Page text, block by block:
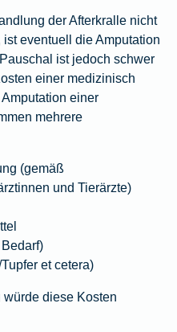
der Afterkralle nicht
eventuell die Amputation
ist jedoch schwer
einer medizinisch
einer
mehrere
(gemäß
und Tierärzte)
et cetera)
würde diese Kosten